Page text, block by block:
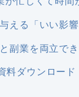
える「いい影
副業を両立で
料ダウンロード